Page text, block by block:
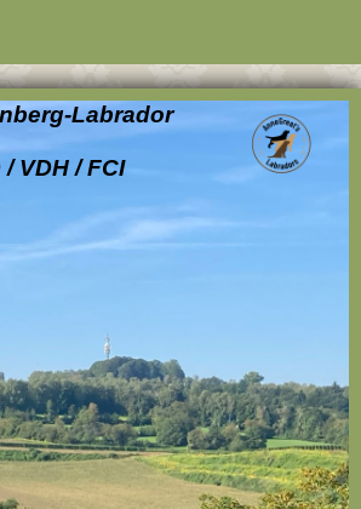
Labrador
VDH / FCI